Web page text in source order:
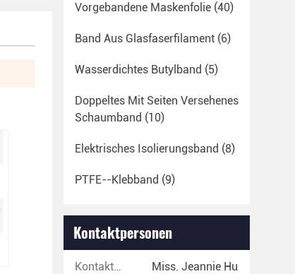
Vorgebandene Maskenfolie (40)
Band Aus Glasfaserfilament (6)
Wasserdichtes Butylband (5)
Doppeltes Mit Seiten Versehenes
Schaumband (10)
Elektrisches Isolierungsband (8)
PTFE--Klebband (9)
Kontaktpersonen
Kontaktpersonen: Miss. Jeannie Hu